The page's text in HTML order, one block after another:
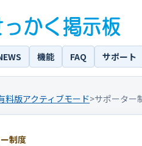
機能 FAQ サポート
料版アクティブモード>サポーター
制度